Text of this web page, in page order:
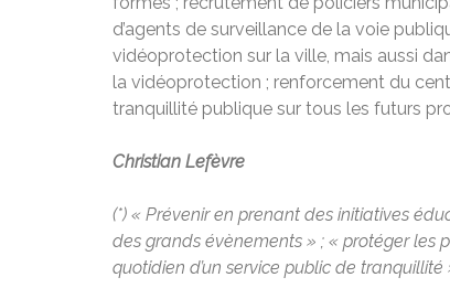
d’agents de surveillance de la voie
vidéoprotection sur la ville, mais aussi
la vidéoprotection ; renforcement du
tranquillité publique sur tous les futurs
Christian Lefèvre
(*) « Prévenir en prenant des initiatives
des grands évènements » ; « protéger les
quotidien d’un service public de tranquillité